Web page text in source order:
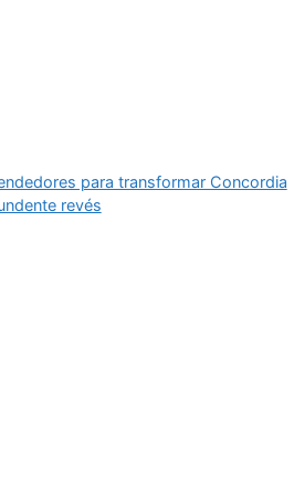
para transformar Concordia
revés